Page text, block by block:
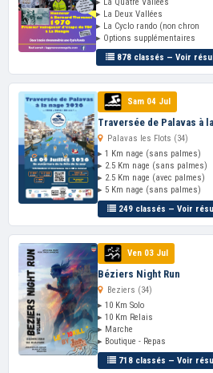
▸ La Deux Vallées
▸ La Cyclo rando (non chron
▸ Options supplémentaires
878 classés — Voir
Sam 04 Jul
Traversée de Palavas à
Palavas les Flots (34)
▸ 1 Km nage (sans palmes)
▸ 2.5 Km nage (sans palmes)
▸ 2.5 Km nage (avec palmes)
▸ 5 Km nage (sans palmes)
249 classés — Voir
Ven 03 Jul
Béziers Night Run
Beziers (34)
▸ 10 Km Solo
▸ 10 Km Relais
▸ Marche
▸ Boutique - Repas
718 classés — Voir